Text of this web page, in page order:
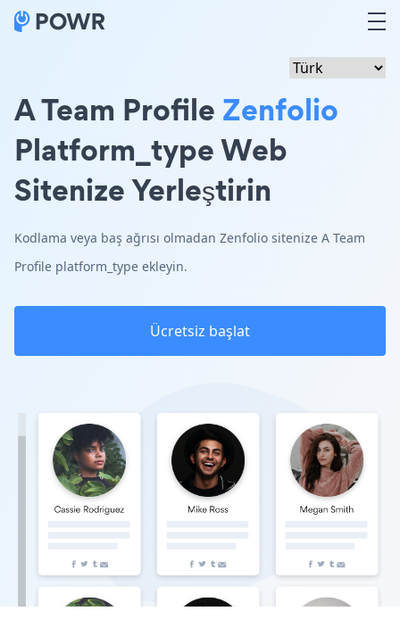
A Team Profile Zenfolio
Platform_type Web
Sitenize Yerleştirin
Kodlama veya baş ağrısı olmadan Zenfolio sitenize A Team
Profile platform_type ekleyin.
Ücretsiz başlat